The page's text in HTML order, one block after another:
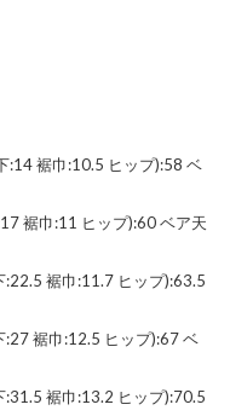
:14 裾巾:10.5 ヒップ):58 ベ
裾巾:11 ヒップ):60 ベア天
裾巾:11.7 ヒップ):63.5
裾巾:12.5 ヒップ):67 ベ
裾巾:13.2 ヒップ):70.5